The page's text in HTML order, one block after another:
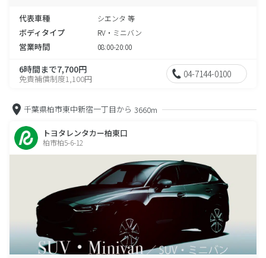
代表車種 シエンタ 等
ボディタイプ RV・ミニバン
営業時間 08:00-20:00
6時間まで7,700円
免責補償制度1,100円 04-7144-0100
千葉県柏市東中新宿一丁目から 3660m
トヨタレンタカー柏東口
柏市柏5-6-12